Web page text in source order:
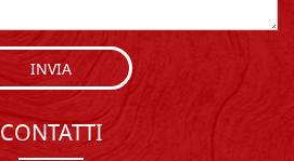
INVIA
CONTATTI